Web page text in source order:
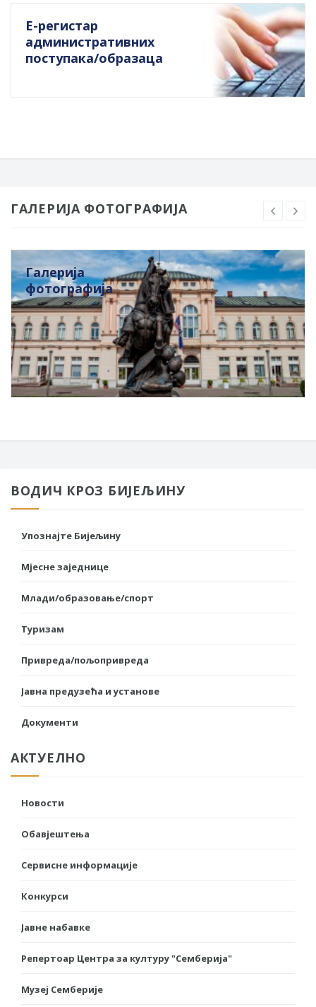
Е-регистар
административних
поступака/образаца
ГАЛЕРИЈА ФОТОГРАФИЈА
Галерија
фотографија
ВОДИЧ КРОЗ БИЈЕЉИНУ
Упознајте Бијељину
Мјесне заједнице
Млади/образовање/спорт
Туризам
Привреда/пољопривреда
Јавна предузећа и установе
Документи
АКТУЕЛНО
Новости
Обавјештења
Сервисне информације
Конкурси
Јавне набавке
Репертоар Центра за културу "Семберија"
Музеј Семберије